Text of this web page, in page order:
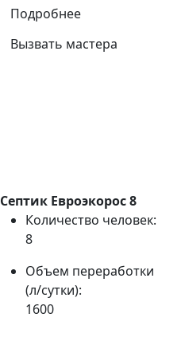
Подробнее
Вызвать мастера
Септик Евроэкорос 8
Количество человек:
8
Объем переработки
(л/сутки):
1600